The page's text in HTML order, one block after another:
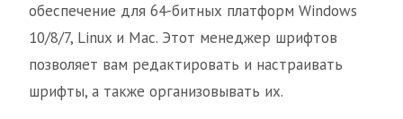
обеспечение для 64-битных платформ Windows
10/8/7, Linux и Mac. Этот менеджер шрифтов
позволяет вам редактировать и настраивать
шрифты, а также организовывать их.